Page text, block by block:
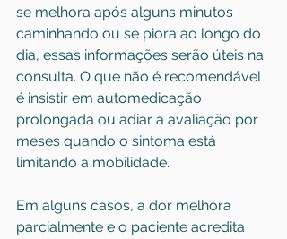
se melhora após alguns minutos
caminhando ou se piora ao longo do
dia, essas informações serão úteis na
consulta. O que não é recomendável
é insistir em automedicação
prolongada ou adiar a avaliação por
meses quando o sintoma está
limitando a mobilidade.
Em alguns casos, a dor melhora
parcialmente e o paciente acredita